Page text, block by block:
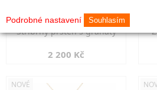
Stříbrný prsten s granáty
2 200 Kč
NOVÉ
Podrobné nastavení Souhlasím